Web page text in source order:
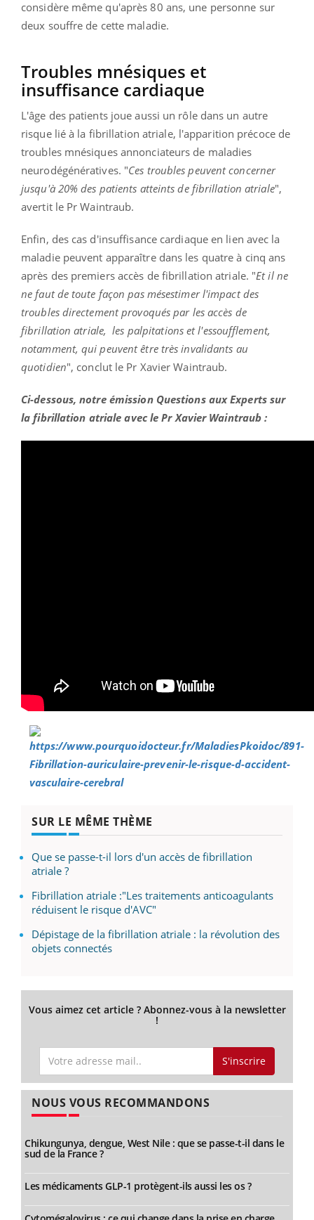
considère même qu'après 80 ans, une personne sur
deux souffre de cette maladie.
Troubles mnésiques et
insuffisance cardiaque
L'âge des patients joue aussi un rôle dans un autre
risque lié à la fibrillation atriale, l'apparition précoce de
troubles mnésiques annonciateurs de maladies
neurodégénératives. "Ces troubles peuvent concerner
jusqu'à 20% des patients atteints de fibrillation atriale",
avertit le Pr Waintraub.
Enfin, des cas d'insuffisance cardiaque en lien avec la
maladie peuvent apparaître dans les quatre à cinq ans
après des premiers accès de fibrillation atriale. "Et il ne
ne faut de toute façon pas mésestimer l'impact des
troubles directement provoqués par les accès de
fibrillation atriale, les palpitations et l'essoufflement,
notamment, qui peuvent être très invalidants au
quotidien", conclut le Pr Xavier Waintraub.
Ci-dessous, notre émission Questions aux Experts sur
la fibrillation atriale avec le Pr Xavier Waintraub :
SUR LE MÊME THÈME
Que se passe-t-il lors d'un accès de fibrillation
atriale ?
Fibrillation atriale :"Les traitements anticoagulants
réduisent le risque d'AVC"
Dépistage de la fibrillation atriale : la révolution des
objets connectés
Vous aimez cet article ? Abonnez-vous à la newsletter
!
S'inscrire
NOUS VOUS RECOMMANDONS
Chikungunya, dengue, West Nile : que se passe-t-il dans le
sud de la France ?
Les médicaments GLP-1 protègent-ils aussi les os ?